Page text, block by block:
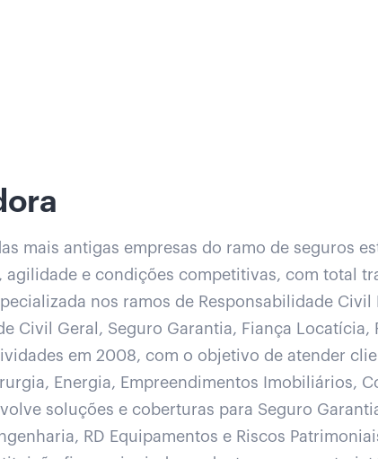
mais antigas empresas do ramo de seguros
e condições competitivas, com total
nos ramos de Responsabilidade Civil
Civil Geral, Seguro Garantia, Fiança Locatícia,
em 2008, com o objetivo de atender
Energia, Empreendimentos Imobiliários,
soluções e coberturas para Seguro
RD Equipamentos e Riscos